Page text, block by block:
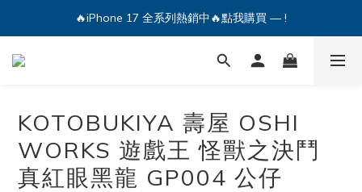
🔥iPhone 17 全系列熱銷中🔥點我購買 — !
🔥iPhone 17 全系列熱銷中🔥點我購買 — !
💕加入Q哥 Line 新好友領優惠券！🎫
KOTOBUKIYA 壽屋 OSHI
WORKS 遊戲王 怪獸之決鬥
真紅眼黑龍 GP004 公仔